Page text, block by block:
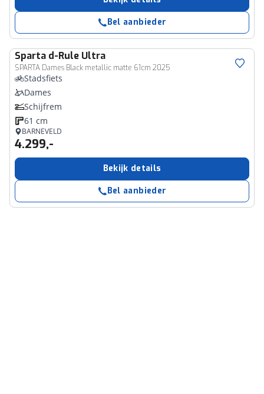
Bel aanbieder
Sparta d-Rule Ultra
SPARTA Dames Black metallic matte 61cm 2025
Stadsfiets
Dames
Schijfrem
61 cm
BARNEVELD
4.299,-
Bekijk details
Bel aanbieder